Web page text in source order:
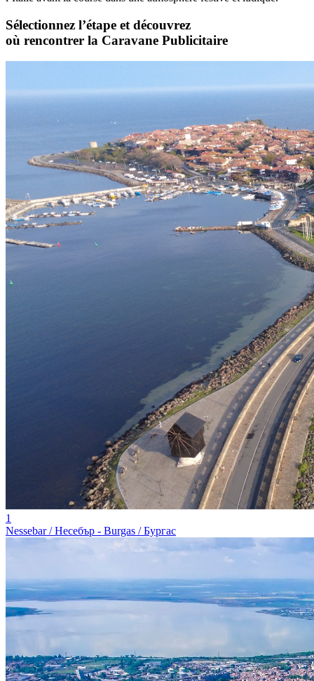
Sélectionnez l’étape et découvrez
où rencontrer la Caravane Publicitaire
1
Nessebar / Несебър - Burgas / Бургас